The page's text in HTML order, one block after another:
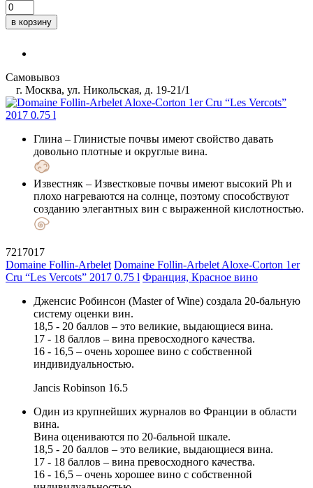
в корзину
Самовывоз
г. Москва, ул. Никольская, д. 19-21/1
Глина – Глинистые почвы имеют свойство давать
довольно плотные и округлые вина.
Известняк – Известковые почвы имеют высокий Ph и
плохо нагреваются на солнце, поэтому способствуют
созданию элегантных вин с выраженной кислотностью.
7217017
Domaine Follin-Arbelet Domaine Follin-Arbelet Aloxe-Corton 1er
Cru “Les Vercots” 2017 0.75 l Франция, Красное вино
Дженсис Робинсон (Master of Wine) создала 20-бальную
систему оценки вин.
18,5 - 20 баллов – это великие, выдающиеся вина.
17 - 18 баллов – вина превосходного качества.
16 - 16,5 – очень хорошее вино с собственной
индивидуальностью.
Jancis Robinson 16.5
Один из крупнейших журналов во Франции в области
вина.
Вина оцениваются по 20-бальной шкале.
18,5 - 20 баллов – это великие, выдающиеся вина.
17 - 18 баллов – вина превосходного качества.
16 - 16,5 – очень хорошее вино с собственной